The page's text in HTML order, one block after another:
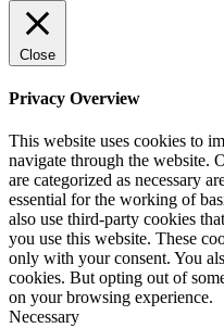
Close
Privacy Overview
This website uses cookies to
navigate through the website.
are categorized as necessary
essential for the working of
also use third-party cookies
you use this website. These
only with your consent. You
cookies. But opting out of
on your browsing experience.
Necessary